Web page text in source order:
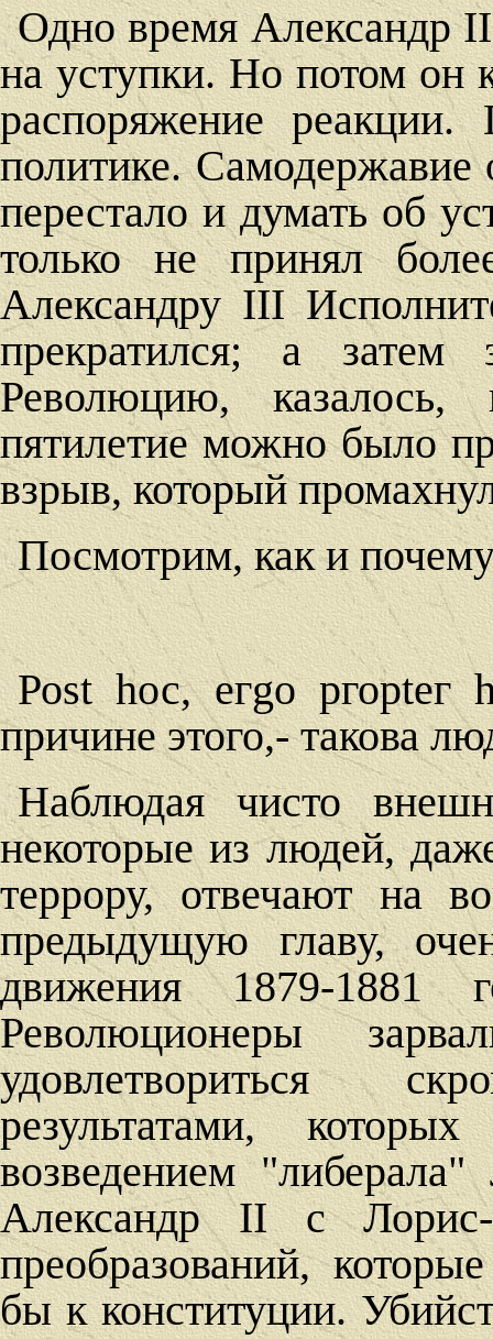
Одно время Александр
на уступки. Но потом он
распоряжение
политике. Самодержавие
перестало и думать об
только не принял
Александру III
прекратился; а
Революцию,
пятилетие можно было
взрыв, который
Посмотрим, как и
Роst hос, егgо ргорtег
причине этого,- такова
Наблюдая чисто
некоторые из людей,
террору, отвечают на
предыдущую главу,
движения 1879-1881
Революционеры
удовлетвориться
результатами,
возведением
Александр II с
преобразований,
бы к конституции.